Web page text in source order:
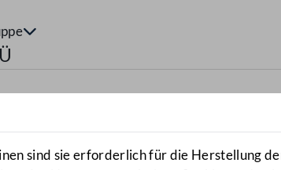
öffnen
sind sie erforderlich für die Herstellung